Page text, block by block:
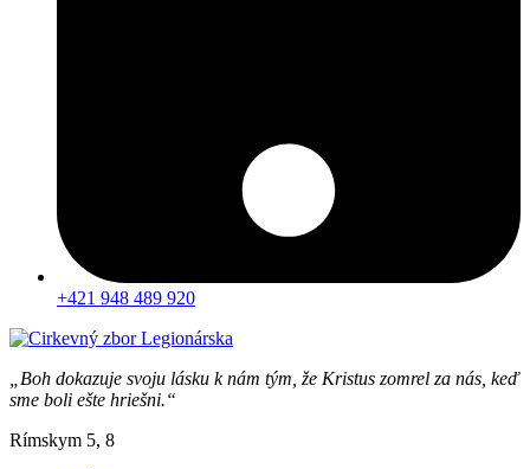
+421 948 489 920
„Boh dokazuje svoju lásku k nám tým, že Kristus zomrel za nás, keď
sme boli ešte hriešni.“
Rímskym 5, 8